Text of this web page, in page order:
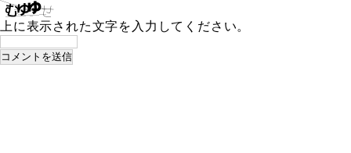
上に表示された文字を入力してください。